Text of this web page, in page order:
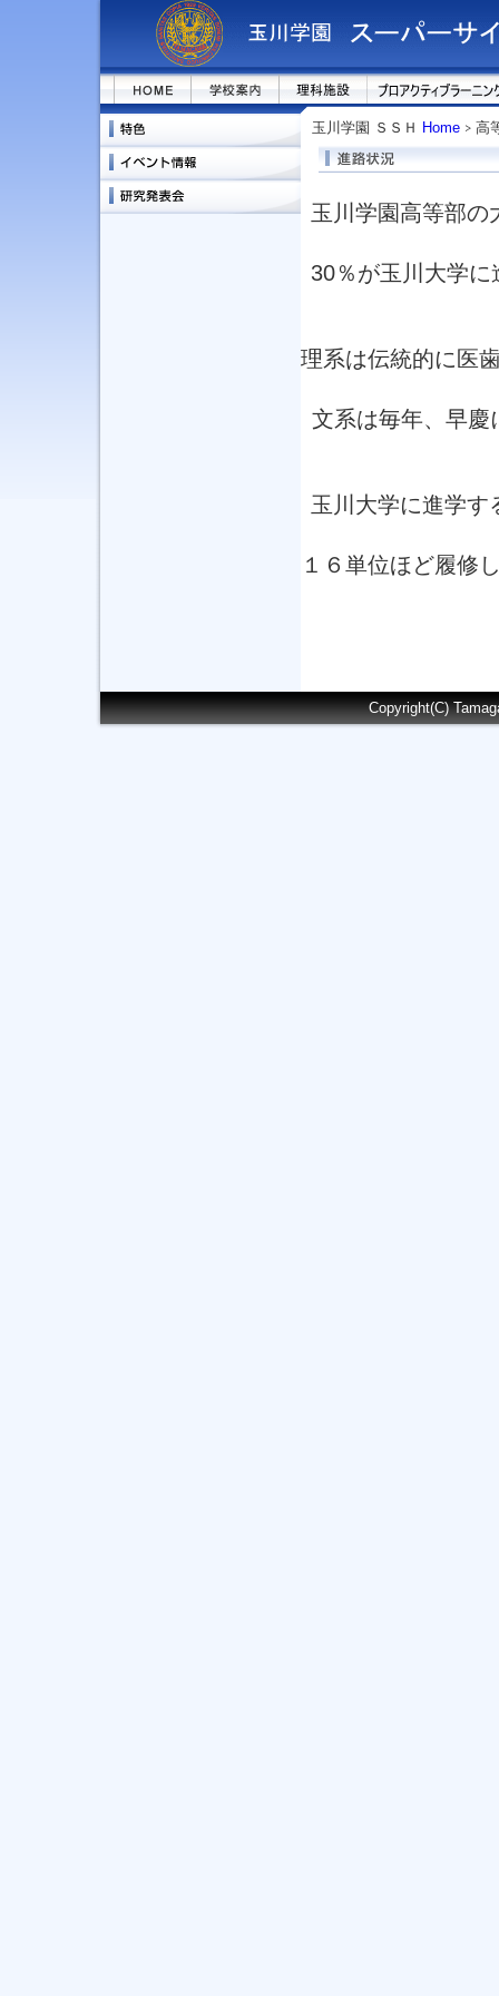
玉川学園 ＳＳＨ Home 高
玉川学園高等部の
30％が玉川大学
理系は伝統的に医
文系は毎年、早慶
玉川大学に進学す
１６単位ほど履修
Copyright(C)